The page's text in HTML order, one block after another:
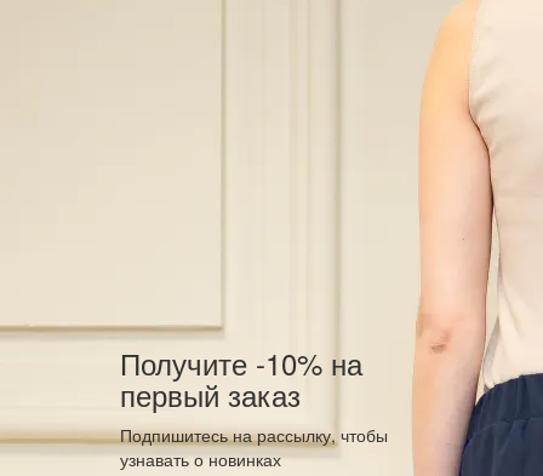
Получите -10% на
первый заказ
Подпишитесь на рассылку, чтобы
узнавать о новинках